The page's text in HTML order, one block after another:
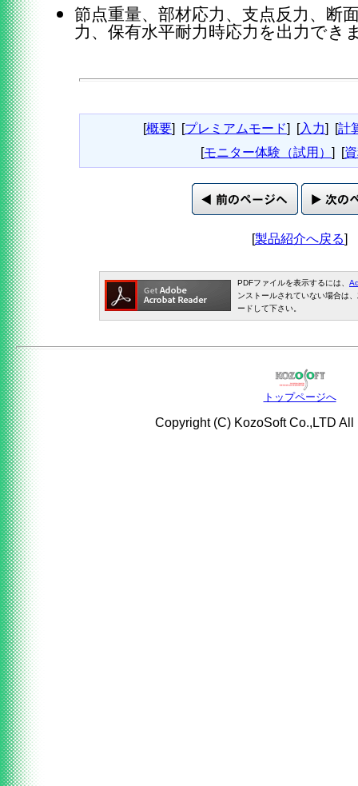
節点重量、部材応力、支点反力、断
力、保有水平耐力時応力を出力でき
[概要] [プレミアムモード] [入力] [計
[モニター体験（試用） ] [
[製品紹介へ戻る]
PDFファイルを表示するには、
ンストールされていない場合は
ードして下さい。
トップページへ
Copyright (C) KozoSoft Co.,LTD All